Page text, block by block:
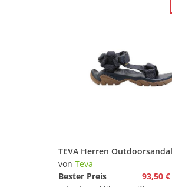
von Teva
Bester Preis
93,50 €